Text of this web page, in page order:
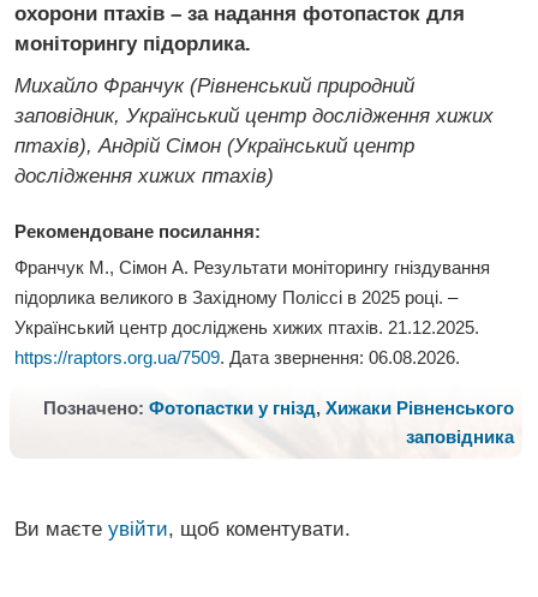
охорони птахів – за надання фотопасток для
моніторингу підорлика.
Михайло Франчук (Рівненський природний
заповідник, Український центр дослідження хижих
птахів), Андрій Сімон (Український центр
дослідження хижих птахів)
Рекомендоване посилання:
Франчук М., Сімон А. Результати моніторингу гніздування
підорлика великого в Західному Поліссі в 2025 році. –
Український центр досліджень хижих птахів. 21.12.2025.
https://raptors.org.ua/7509. Дата звернення: 06.08.2026.
Позначено:Фотопастки у гнізд,Хижаки Рівненського
заповідника
Ви маєте увійти, щоб коментувати.